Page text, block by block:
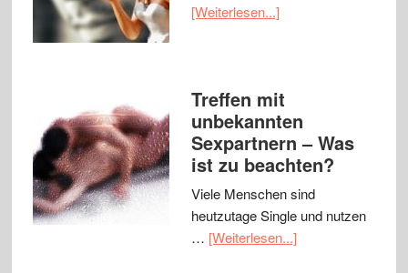
[Weiterlesen...]
Treffen mit
unbekannten
Sexpartnern – Was
ist zu beachten?
Viele Menschen sind
heutzutage Single und nutzen
… [Weiterlesen...]